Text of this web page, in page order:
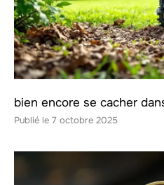
bien encore se cacher
7 octobre 2025